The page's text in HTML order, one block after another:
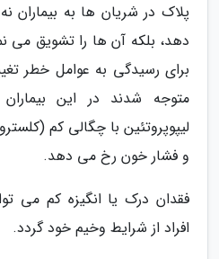
پلاک در شریان ها به بیماران
دهد، بلکه آن ها را تشویق می
برای رسیدگی به عوامل خطر
متوجه شدند در این
لیپوپروتئین با چگالی کم
و فشار خون رخ می دهد.
فقدان درک یا انگیزه کم می
افراد از شرایط وخیم خود گردد.